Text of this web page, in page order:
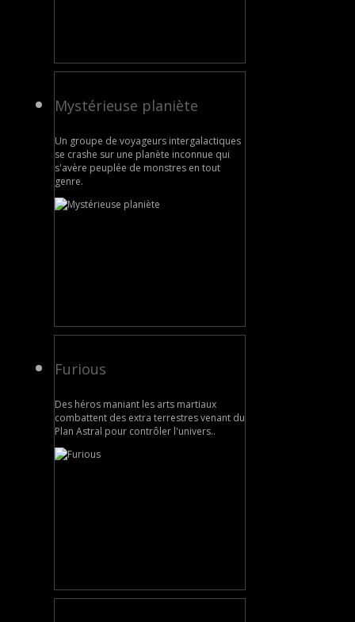
Mystérieuse planiète
Un groupe de voyageurs intergalactiques
se crashe sur une planète inconnue qui
s'avère peuplée de monstres en tout
genre.
Furious
Des héros maniant les arts martiaux
combattent des extra terrestres venant du
Plan Astral pour contrôler l'univers..